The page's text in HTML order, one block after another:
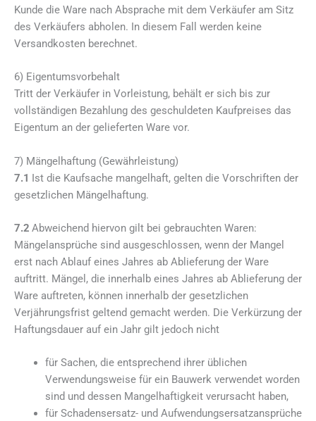
Kunde die Ware nach Absprache mit dem Verkäufer am Sitz
des Verkäufers abholen. In diesem Fall werden keine
Versandkosten berechnet.
6) Eigentumsvorbehalt
Tritt der Verkäufer in Vorleistung, behält er sich bis zur
vollständigen Bezahlung des geschuldeten Kaufpreises das
Eigentum an der gelieferten Ware vor.
7) Mängelhaftung (Gewährleistung)
7.1 Ist die Kaufsache mangelhaft, gelten die Vorschriften der
gesetzlichen Mängelhaftung.
7.2 Abweichend hiervon gilt bei gebrauchten Waren:
Mängelansprüche sind ausgeschlossen, wenn der Mangel
erst nach Ablauf eines Jahres ab Ablieferung der Ware
auftritt. Mängel, die innerhalb eines Jahres ab Ablieferung der
Ware auftreten, können innerhalb der gesetzlichen
Verjährungsfrist geltend gemacht werden. Die Verkürzung der
Haftungsdauer auf ein Jahr gilt jedoch nicht
für Sachen, die entsprechend ihrer üblichen
Verwendungsweise für ein Bauwerk verwendet worden
sind und dessen Mangelhaftigkeit verursacht haben,
für Schadensersatz- und Aufwendungsersatzansprüche